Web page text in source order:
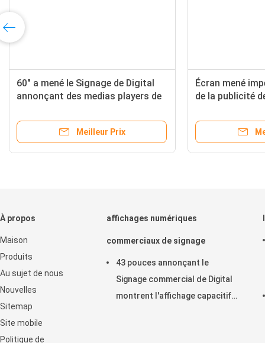
60" a mené le Signage de Digital
annonçant des medias players de
Meilleur Prix
Écran
de la
À propos
Maison
Produits
Au sujet de nous
Nouvelles
Sitemap
Site mobile
Politique de
affichages numériques
commerciaux de signage
43 pouces annonçant le
Signage commercial de Digital
montrent l'affichage capacitif